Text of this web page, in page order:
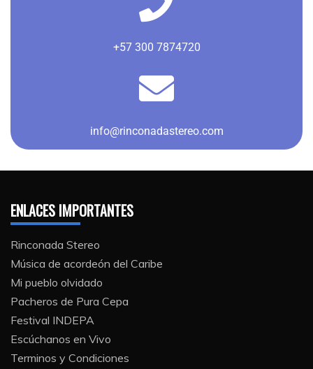
+57 300 7874720
info@rinconadastereo.com
ENLACES IMPORTANTES
Rinconada Stereo
Música de acordeón del Caribe
Mi pueblo olvidado
Pacheros de Pura Cepa
Festival INDEPA
Escúchanos en Vivo
Terminos y Condiciones